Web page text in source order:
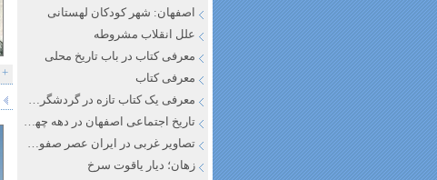
اصفهان: شهر کودکان لهستانی
علل انقلاب مشروطه
معرفی کتاب در باب تاریخ محلی
معرفی کتاب
معرفی یک کتاب تازه در گردشگری اصفهان
تاریخ اجتماعی اصفهان در دهه چهل و پنجاه از نگاه طنز نوروز جمشاد
تصاویر غربی در ایران عصر صفوی و قاجار
زهان؛ دیار یاقوت سرخ
+